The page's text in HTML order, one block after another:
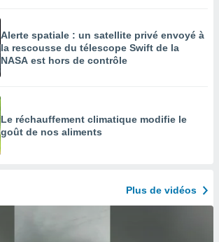
Alerte spatiale : un satellite privé envoyé à
la rescousse du télescope Swift de la
NASA est hors de contrôle
Le réchauffement climatique modifie le
goût de nos aliments
Plus de vidéos